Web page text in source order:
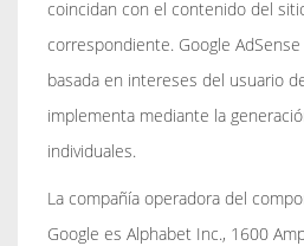
coincidan con el contenido del
correspondiente. Google
basada en intereses del usuario
implementa mediante la
individuales.
La compañía operadora del
Google es Alphabet Inc., 1600